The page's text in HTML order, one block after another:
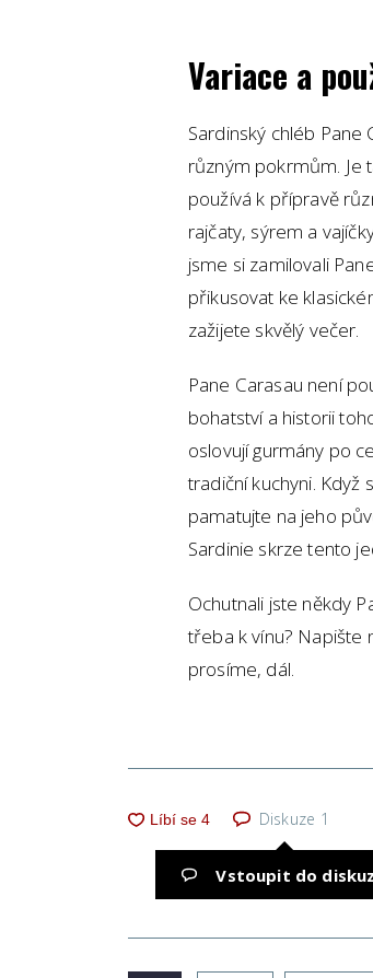
Variace a
Sardinský chléb
různým pokrmům. Je
používá k přípravě
rajčaty, sýrem a
jsme si zamilovali
přikusovat ke
zažijete skvělý večer.
Pane Carasau není
bohatství a historii
oslovují gurmány po
tradiční kuchyni.
pamatujte na jeho
Sardinie skrze tento
Ochutnali jste někdy
třeba k vínu? Napište
prosíme, dál.
Diskuze 1
Vstoupit do